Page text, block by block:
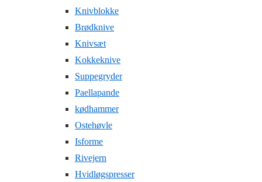
Knivblokke
Brødknive
Knivsæt
Kokkeknive
Suppegryder
Paellapande
kødhammer
Ostehøvle
Isforme
Rivejern
Hvidløgspresser